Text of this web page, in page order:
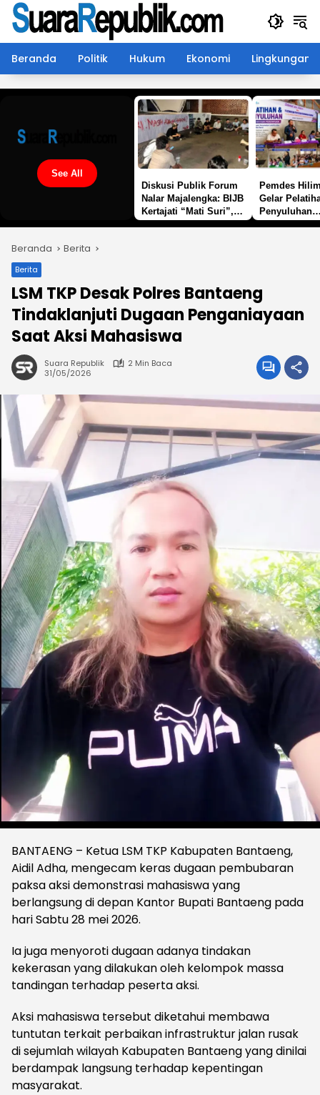
Langsung
konten
Beranda
Politik Hukum Ekonomi Lingkungan
See All
Diskusi Publik Forum
Nalar Majalengka: BIJB
Kertajati “Mati Suri”,
Pemdes
Gelar
Penyuluhan
Beranda Berita
Berita
LSM TKP Desak Polres Bantaeng
Tindaklanjuti Dugaan Penganiayaan
Saat Aksi Mahasiswa
Suara Republik
2 Min Baca
31/05/2026
BANTAENG – Ketua LSM TKP Kabupaten Bantaeng,
Aidil Adha, mengecam keras dugaan pembubaran
paksa aksi demonstrasi mahasiswa yang
berlangsung di depan Kantor Bupati Bantaeng pada
hari Sabtu 28 mei 2026.
Ia juga menyoroti dugaan adanya tindakan
kekerasan yang dilakukan oleh kelompok massa
tandingan terhadap peserta aksi.
Aksi mahasiswa tersebut diketahui membawa
tuntutan terkait perbaikan infrastruktur jalan rusak
di sejumlah wilayah Kabupaten Bantaeng yang dinilai
berdampak langsung terhadap kepentingan
masyarakat.